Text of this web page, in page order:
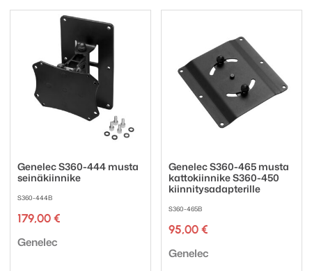
Genelec S360-444 musta
seinäkiinnike
S360-444B
179,00 €
Tuotemerkki:
Genelec
Genelec S360-465 musta
kattokiinnike S360-450
kiinnitysadapterille
S360-465B
95,00 €
Tuotemerkki:
Genelec